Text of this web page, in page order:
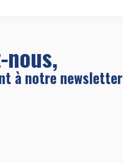
nous,
à notre newsletter